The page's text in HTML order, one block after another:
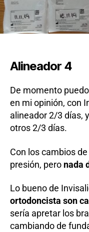
Alineador 4
De momento
en mi opinión, con
alineador 2/3 días,
otros 2/3 días.
Con los cambios
presión, pero nada
Lo bueno de
ortodoncista son
sería apretar los
cambiando de